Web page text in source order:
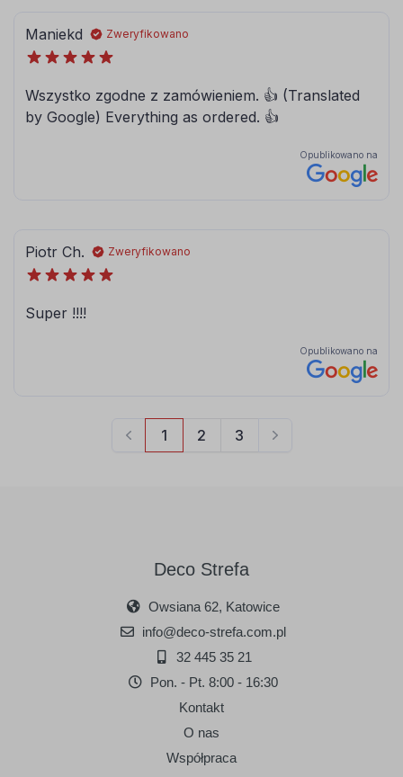
Deco Strefa
Owsiana 62, Katowice
info@deco-strefa.com.pl
32 445 35 21
Pon. - Pt. 8:00 - 16:30
Kontakt
O nas
Współpraca